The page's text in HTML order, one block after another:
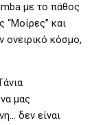
με το πάθος
“Μοίρες” και
ονειρικό κόσμο,
μας
δεν είναι